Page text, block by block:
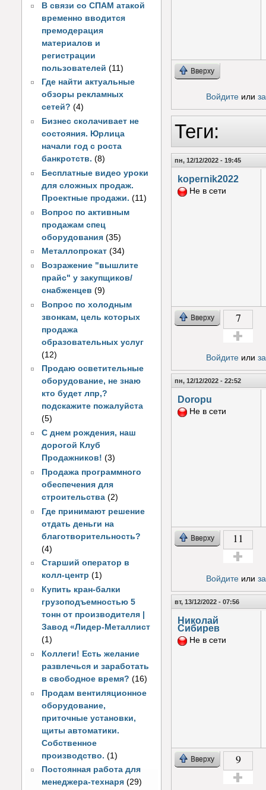
В связи со СПАМ атакой
временно вводится
премодерация
материалов и
регистрации
пользователей(11)
Где найти актуальные
обзоры рекламных
сетей? (4)
Бизнес сколачивает не
состояния. Юрлица
начали год с роста
банкротств. (8)
Бесплатные видео уроки
для сложных продаж.
Проектные продажи. (11)
Вопрос по активным
продажам спец
оборудования (35)
Металлопрокат (34)
Возражение "вышлите
прайс" у закупщиков/
снабженцев (9)
Вопрос по холодным
звонкам, цель которых
продажа
образовательных услуг
(12)
Продаю осветительные
оборудование, не знаю
кто будет лпр,?
подскажите пожалуйста
(5)
С днем рождения, наш
дорогой Клуб
Продажников! (3)
Продажа программного
обеспечения для
строительства (2)
Где принимают решение
отдать деньги на
благотворительность?
(4)
Старший оператор в
колл-центр (1)
Купить кран-балки
грузоподъемностью 5
тонн от производителя |
Завод «Лидер-Металлист
(1)
Коллеги! Есть желание
развлечься и заработать
в свободное время? (16)
Продам вентиляционное
оборудование,
приточные установки,
щиты автоматики.
Собственное
производство. (1)
Постоянная работа для
менеджера-технаря (29)
Вверху
Войдитеили
Теги:
пн, 12/12/2022 - 19:45
kopernik2022
Не в сети
Вверху 7
Войдитеили
пн, 12/12/2022 - 22:52
Doropu
Не в сети
Вверху 11
Войдитеили
вт, 13/12/2022 - 07:56
Николай
Сибирев
Не в сети
Вверху 9